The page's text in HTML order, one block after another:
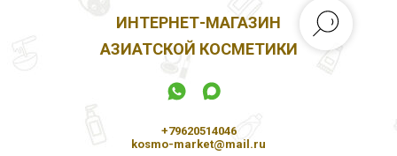
ИНТЕРНЕТ-МАГАЗИН
АЗИАТСКОЙ КОСМЕТИКИ
+79620514046
kosmo-market@mail.ru